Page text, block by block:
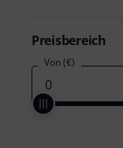
Preisbereich
Von (€)